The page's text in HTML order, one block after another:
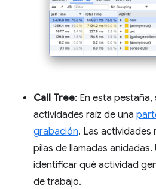
Call Tree: En esta pestaña,
actividades raíz de una
grabación. Las actividades
pilas de llamadas
identificar qué actividad
de trabajo.